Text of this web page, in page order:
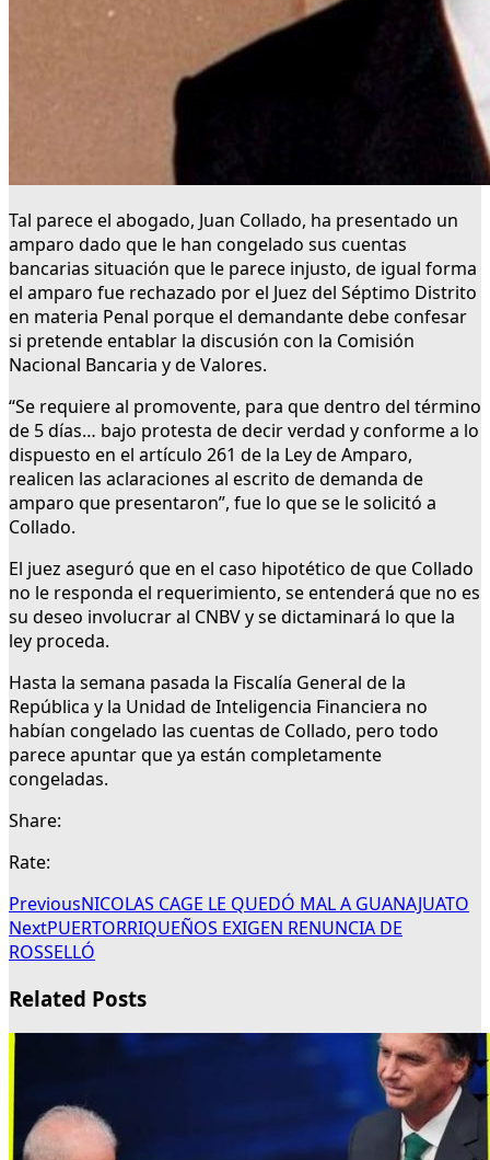
Tal parece el abogado, Juan Collado, ha presentado un
amparo dado que le han congelado sus cuentas
bancarias situación que le parece injusto, de igual forma
el amparo fue rechazado por el Juez del Séptimo Distrito
en materia Penal porque el demandante debe confesar
si pretende entablar la discusión con la Comisión
Nacional Bancaria y de Valores.
“Se requiere al promovente, para que dentro del término
de 5 días… bajo protesta de decir verdad y conforme a lo
dispuesto en el artículo 261 de la Ley de Amparo,
realicen las aclaraciones al escrito de demanda de
amparo que presentaron”, fue lo que se le solicitó a
Collado.
El juez aseguró que en el caso hipotético de que Collado
no le responda el requerimiento, se entenderá que no es
su deseo involucrar al CNBV y se dictaminará lo que la
ley proceda.
Hasta la semana pasada la Fiscalía General de la
República y la Unidad de Inteligencia Financiera no
habían congelado las cuentas de Collado, pero todo
parece apuntar que ya están completamente
congeladas.
Share:
Rate:
PreviousNICOLAS CAGE LE QUEDÓ MAL A GUANAJUATO
NextPUERTORRIQUEÑOS EXIGEN RENUNCIA DE
ROSSELLÓ
Related Posts